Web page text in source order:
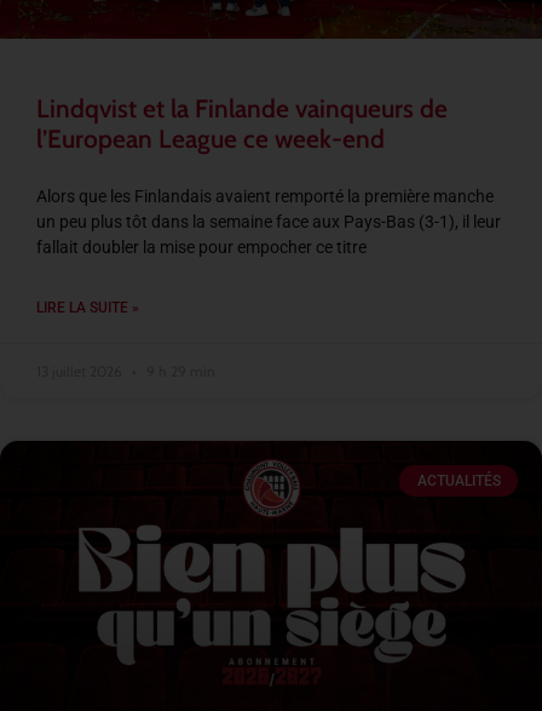
Lindqvist et la Finlande vainqueurs de
l’European League ce week-end
Alors que les Finlandais avaient remporté la première manche
un peu plus tôt dans la semaine face aux Pays-Bas (3-1), il leur
fallait doubler la mise pour empocher ce titre
LIRE LA SUITE »
ACTUALITÉS